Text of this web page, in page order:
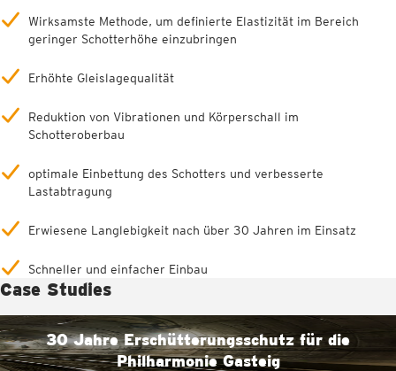
Wirksamste Methode, um definierte Elastizität im Bereich
geringer Schotterhöhe einzubringen
Erhöhte Gleislagequalität
Reduktion von Vibrationen und Körperschall im
Schotteroberbau
optimale Einbettung des Schotters und verbesserte
Lastabtragung
Erwiesene Langlebigkeit nach über 30 Jahren im Einsatz
Schneller und einfacher Einbau
Case Studies
30 Jahre Erschütterungsschutz für die
Philharmonie Gasteig